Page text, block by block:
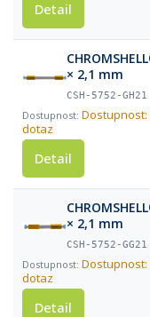
Detail
× 2,1 mm
CSH-5752-GH21
Dostupnost:
dotaz
Detail
× 2,1 mm
CSH-5752-GG21
Dostupnost:
dotaz
Detail